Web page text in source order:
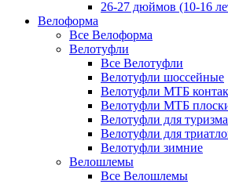
26-27 дюймов (10-16
Велоформа
Все Велоформа
Велотуфли
Все Велотуфли
Велотуфли шоссейные
Велотуфли МТБ
Велотуфли МТБ
Велотуфли для туризма
Велотуфли для
Велотуфли зимние
Велошлемы
Все Велошлемы